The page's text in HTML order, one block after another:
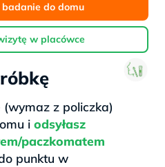
do domu
w placówce
z policzka)
i odsyłasz
paczkomatem
punktu w